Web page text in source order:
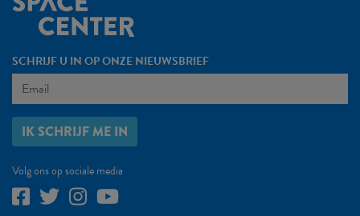
SCHRIJF U IN OP ONZE NIEUWSBRIEF
IK SCHRIJF ME IN
Volg ons op sociale media